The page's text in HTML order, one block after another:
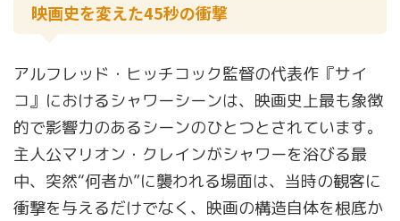
映画史を変えた45秒の衝撃
アルフレッド・ヒッチコック監督の代表作『サイ
コ』におけるシャワーシーンは、映画史上最も象徴
的で影響力のあるシーンのひとつとされています。
主人公マリオン・クレインがシャワーを浴びる最
中、突然“何者か”に襲われる場面は、当時の観客に
衝撃を与えるだけでなく、映画の構造自体を根底か